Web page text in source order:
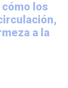
los
a la